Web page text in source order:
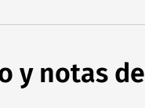
y notas